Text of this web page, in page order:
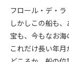
フロール・デ・ラ
しかしこの船も
宝も、今もなお海
これだけ長い年